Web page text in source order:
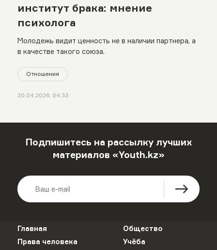
институт брака: мнение
психолога
Молодежь видит ценность не в наличии партнера, а
в качестве такого союза.
Отношения
20.04.2026, 04:33
Подпишитесь на рассылку лучших
материалов «Youth.kz»
Главная
Общество
Права человека
Учёба